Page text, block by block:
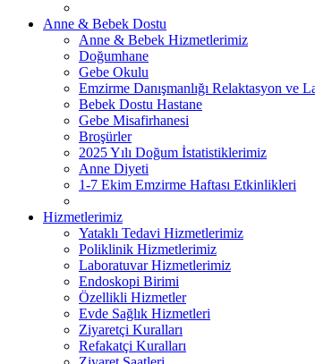
Anne & Bebek Dostu
Anne & Bebek Hizmetlerimiz
Doğumhane
Gebe Okulu
Emzirme Danışmanlığı Relaktasyon ve
Bebek Dostu Hastane
Gebe Misafirhanesi
Broşürler
2025 Yılı Doğum İstatistiklerimiz
Anne Diyeti
1-7 Ekim Emzirme Haftası Etkinlikleri
Hizmetlerimiz
Yataklı Tedavi Hizmetlerimiz
Poliklinik Hizmetlerimiz
Laboratuvar Hizmetlerimiz
Endoskopi Birimi
Özellikli Hizmetler
Evde Sağlık Hizmetleri
Ziyaretçi Kuralları
Refakatçi Kuralları